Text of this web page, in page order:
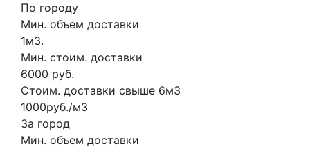
По городу
Мин. объем доставки
1м3.
Мин. стоим. доставки
6000 руб.
Стоим. доставки свыше 6м3
1000руб./м3
За город
Мин. объем доставки